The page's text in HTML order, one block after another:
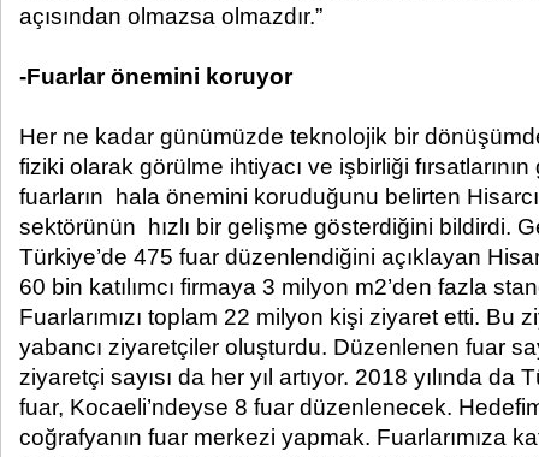
açısından olmazsa olmazdır.”
-Fuarlar önemini koruyor
Her ne kadar günümüzde teknolojik bir
fiziki olarak görülme ihtiyacı ve işbirliği
fuarların hala önemini koruduğunu belirten
sektörünün hızlı bir gelişme gösterdiğini bildirdi.
Türkiye’de 475 fuar düzenlendiğini açıklayan
60 bin katılımcı firmaya 3 milyon m2’den fazla
Fuarlarımızı toplam 22 milyon kişi ziyaret etti. Bu
yabancı ziyaretçiler oluşturdu. Düzenlenen fuar
ziyaretçi sayısı da her yıl artıyor. 2018 yılında da
fuar, Kocaeli’ndeyse 8 fuar düzenlenecek.
coğrafyanın fuar merkezi yapmak. Fuarlarımıza